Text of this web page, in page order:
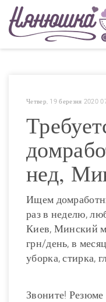
Четвер, 19 березня 2020
нед,
Ищем
раз в неделю,
Киев, Минский
грн/день, в
уборка, стирка,
Звоните!